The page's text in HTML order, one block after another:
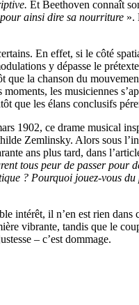
Et Beethoven connaît
ainsi dire sa nourriture ».
En effet, si le côté
y dépasse le
que la chanson du
les musiciennes
que les élans conclusifs
1902, ce drame musical
Zemlinsky. Alors sous
ans plus tard, dans
tous peur de passer pour
? Pourquoi jouez-vous
intérêt, il n’en est rien
vibrante, tandis que le
– c’est dommage.